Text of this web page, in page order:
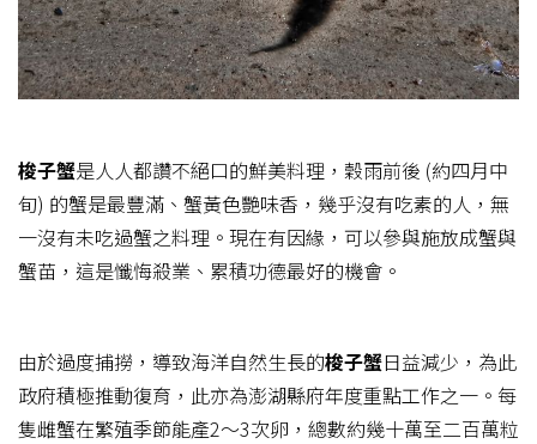
梭子蟹是人人都讚不絕口的鮮美料理，穀雨前後 (約四月中
旬) 的蟹是最豐滿、蟹黃色艷味香，幾乎沒有吃素的人，無
一沒有未吃過蟹之料理。現在有因緣，可以參與施放成蟹與
蟹苗，這是懺悔殺業、累積功德最好的機會。
由於過度捕撈，導致海洋自然生長的梭子蟹日益減少，為此
政府積極推動復育，此亦為澎湖縣府年度重點工作之一。每
隻雌蟹在繁殖季節能產2～3次卵，總數約幾十萬至二百萬粒